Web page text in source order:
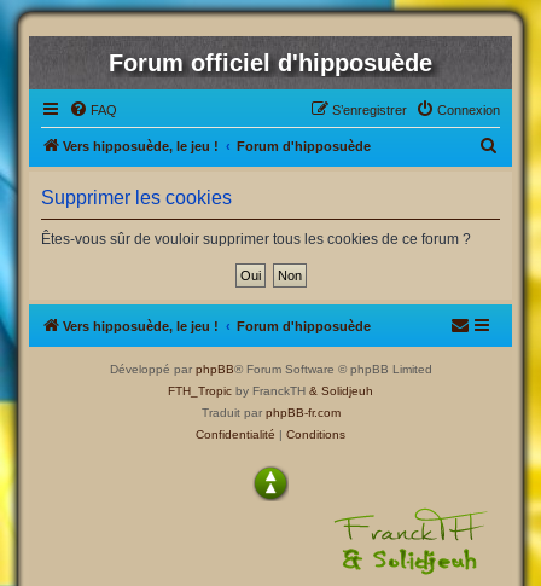
Forum officiel d'hipposuède
FAQ Connexion
S’enregistrer
Vers hipposuède, le jeu ! Forum d'hipposuède
h
Supprimer les cookies
Êtes-vous sûr de vouloir supprimer tous les cookies de ce forum ?
Vers hipposuède, le jeu ! Forum d'hipposuède
Développé par phpBB® Forum Software © phpBB Limited
FTH_Tropic by FranckTH & Solidjeuh
Traduit par phpBB-fr.com
Confidentialité | Conditions